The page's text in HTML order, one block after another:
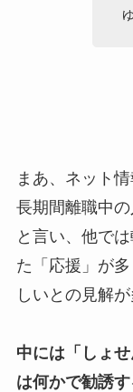
まあ、ネット
長期間離職中
と言い、他で
た「応援」が
しいとの見解が
中には「しょ
は何かで勧誘す